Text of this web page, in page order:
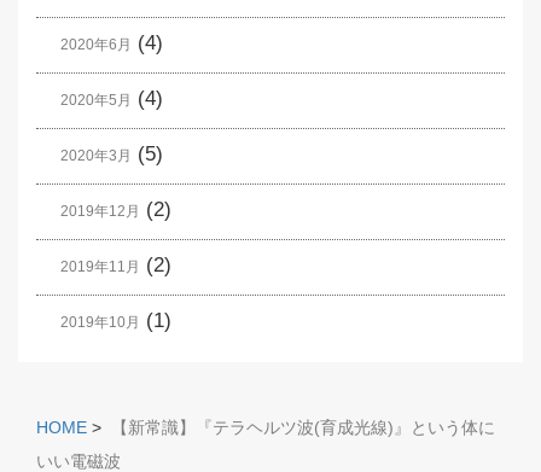
2020年6月 (4)
2020年5月 (4)
2020年3月 (5)
2019年12月 (2)
2019年11月 (2)
2019年10月 (1)
HOME >
【新常識】『テラヘルツ波(育成光線)』という体に
いい電磁波